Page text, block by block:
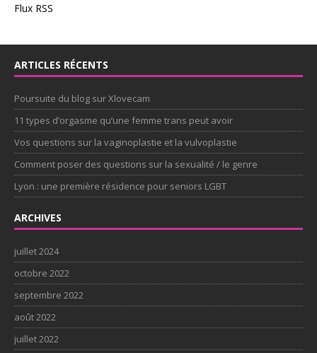
Flux RSS
ARTICLES RÉCENTS
Poursuite du blog sur Xlovecam
11 types d’orgasme qu’une femme trans peut avoir
Vos questions sur la vaginoplastie et la vulvoplastie
Comment poser des questions sur la sexualité / le genre
Lyon : une première résidence pour seniors LGBT
ARCHIVES
juillet 2024
octobre 2022
septembre 2022
août 2022
juillet 2022